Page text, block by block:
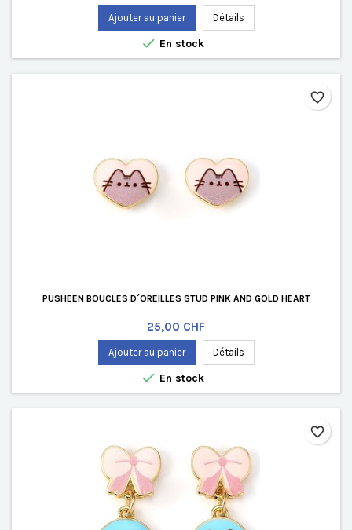
Ajouter au panier Détails
 En stock
PUSHEEN BOUCLES D´OREILLES STUD PINK AND GOLD HEART
Prix
25,00 CHF
Ajouter au panier Détails
 En stock
favorite_border
favorite_border